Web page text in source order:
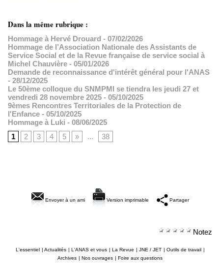
Dans la même rubrique :
Hommage à Hervé Drouard - 07/02/2026
Hommage de l’Association Nationale des Assistants de
Service Social et de la Revue française de service social à
Michel Chauvière - 05/01/2026
Demande de reconnaissance d'intérêt général pour l'ANAS
- 28/12/2025
Le 50ème colloque du SNMPMI se tiendra les jeudi 27 et
vendredi 28 novembre 2025 - 05/10/2025
9èmes Rencontres Territoriales de la Protection de
l'Enfance - 05/10/2025
Hommage à Luki - 08/06/2025
1
2 3 4 5 » ... 38
Envoyer à un ami Version imprimable Partager
Notez
L'essentiel | Actualités | L'ANAS et vous | La Revue | JNE / JET | Outils de travail |
Archives | Nos ouvrages | Foire aux questions